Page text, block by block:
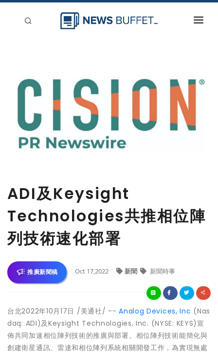
登入
ADI及Keysight
Technologies共推相位陣
列技術速化部署
推廣新聞稿 Oct 17,2022 新聞 新聞時事
台北2022年10月17日 /美通社/ --Analog Devices, Inc (Nas
daq: ADI)及Keysight Technologies, Inc. (NYSE: KEYS)宣
佈共同加速相位陣列技術的推廣與部署。相位陣列技術能簡化與
創建衛星通訊、雷達和相位陣列系統相關開發工作，為實現無處